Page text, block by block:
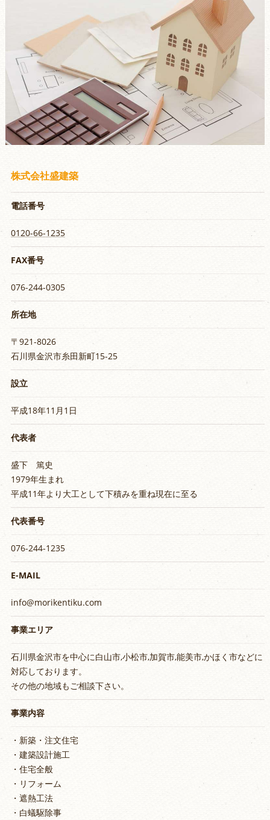
株式会社盛建築
電話番号
0120-66-1235
FAX番号
076-244-0305
所在地
〒921-8026
石川県金沢市糸田新町15-25
設立
平成18年11月1日
代表者
盛下 篤史
1979年生まれ
平成11年より大工として下積みを重ね現在に至る
代表番号
076-244-1235
E-MAIL
info@morikentiku.com
事業エリア
石川県金沢市を中心に白山市,小松市,加賀市,能美市,かほく市などに
対応しております。
その他の地域もご相談下さい。
事業内容
・新築・注文住宅
・建築設計施工
・住宅全般
・リフォーム
・遮熱工法
・白蟻駆除事